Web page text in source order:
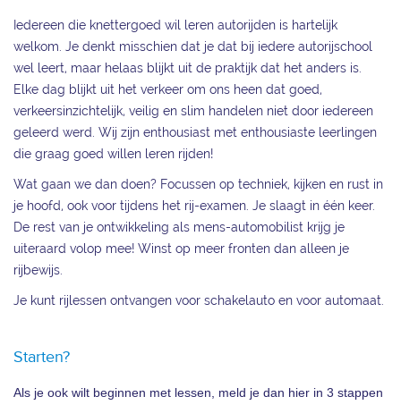
Iedereen die knettergoed wil leren autorijden is hartelijk
welkom. Je denkt misschien dat je dat bij iedere autorijschool
wel leert, maar helaas blijkt uit de praktijk dat het anders is.
Elke dag blijkt uit het verkeer om ons heen dat goed,
verkeersinzichtelijk, veilig en slim handelen niet door iedereen
geleerd werd. Wij zijn enthousiast met enthousiaste leerlingen
die graag goed willen leren rijden!
Wat gaan we dan doen? Focussen op techniek, kijken en rust in
je hoofd, ook voor tijdens het rij-examen. Je slaagt in één keer.
De rest van je ontwikkeling als mens-automobilist krijg je
uiteraard volop mee! Winst op meer fronten dan alleen je
rijbewijs.
Je kunt rijlessen ontvangen voor schakelauto en voor automaat.
Starten?
Als je ook wilt beginnen met lessen, meld je dan hier in 3 stappen